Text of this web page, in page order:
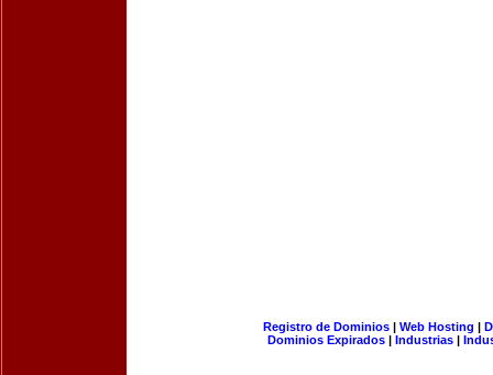
Registro de Dominios| Web Hosting |
Dominios Expirados | Industrias |